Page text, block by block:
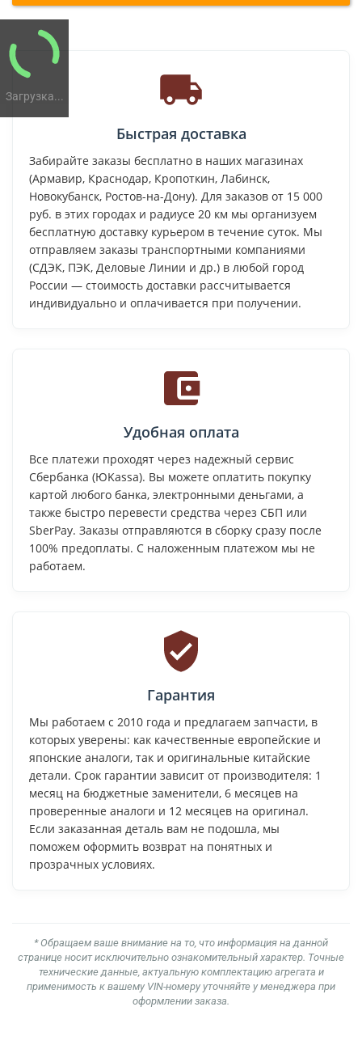
Загрузка...
Быстрая доставка
Забирайте заказы бесплатно в наших магазинах
(Армавир, Краснодар, Кропоткин, Лабинск,
Новокубанск, Ростов-на-Дону). Для заказов от 15 000
руб. в этих городах и радиусе 20 км мы организуем
бесплатную доставку курьером в течение суток. Мы
отправляем заказы транспортными компаниями
(СДЭК, ПЭК, Деловые Линии и др.) в любой город
России — стоимость доставки рассчитывается
индивидуально и оплачивается при получении.
Удобная оплата
Все платежи проходят через надежный сервис
Сбербанка (ЮKassa). Вы можете оплатить покупку
картой любого банка, электронными деньгами, а
также быстро перевести средства через СБП или
SberPay. Заказы отправляются в сборку сразу после
100% предоплаты. С наложенным платежом мы не
работаем.
Гарантия
Мы работаем с 2010 года и предлагаем запчасти, в
которых уверены: как качественные европейские и
японские аналоги, так и оригинальные китайские
детали. Срок гарантии зависит от производителя: 1
месяц на бюджетные заменители, 6 месяцев на
проверенные аналоги и 12 месяцев на оригинал.
Если заказанная деталь вам не подошла, мы
поможем оформить возврат на понятных и
прозрачных условиях.
* Обращаем ваше внимание на то, что информация на данной
странице носит исключительно ознакомительный характер. Точные
технические данные, актуальную комплектацию агрегата и
применимость к вашему VIN-номеру уточняйте у менеджера при
оформлении заказа.